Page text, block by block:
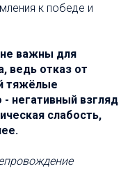
к победе и
важны для
ведь отказ от
тяжёлые
негативный взгляд
слабость,